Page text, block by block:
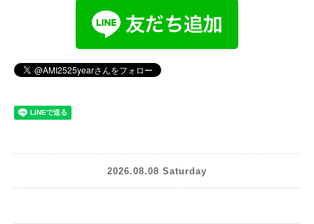
2026.08.08 Saturday